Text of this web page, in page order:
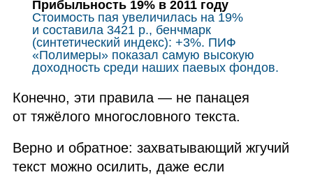
Прибыльность 19% в 2011 году
Стоимость пая увеличилась на 19%
и составила 3421 р., бенчмарк
(синтетический индекс): +3%. ПИФ
«Полимеры» показал самую высокую
доходность среди наших паевых фондов.
Конечно, эти правила — не панацея
от тяжёлого многословного текста.
Верно и обратное: захватывающий жгучий
текст можно осилить, даже если